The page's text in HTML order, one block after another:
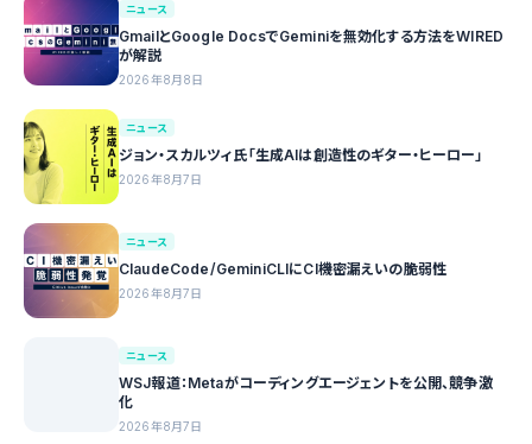
ニュース
GmailとGoogle DocsでGeminiを無効化する方法をWIRED
が解説
2026年8月8日
ニュース
ジョン・スカルツィ氏「生成AIは創造性のギター・ヒーロー」
2026年8月7日
ニュース
ClaudeCode/GeminiCLIにCI機密漏えいの脆弱性
2026年8月7日
ニュース
WSJ報道：Metaがコーディングエージェントを公開、競争激
化
2026年8月7日